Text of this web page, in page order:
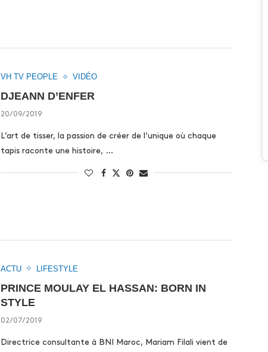
VH TV PEOPLE VIDÉO
DJEANN D’ENFER
20/09/2019
L’art de tisser, la passion de créer de l’unique où chaque
tapis raconte une histoire, …
ACTU LIFESTYLE
PRINCE MOULAY EL HASSAN: BORN IN
STYLE
02/07/2019
Directrice consultante à BNI Maroc, Mariam Filali vient de